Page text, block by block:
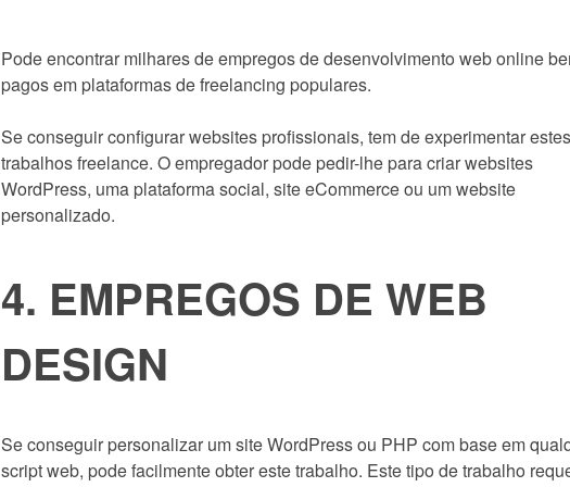
Pode encontrar milhares de empregos de desenvolvimento web online
pagos em plataformas de freelancing populares.
Se conseguir configurar websites profissionais, tem de experimentar estes
trabalhos freelance. O empregador pode pedir-lhe para criar websites
WordPress, uma plataforma social, site eCommerce ou um website
personalizado.
4. EMPREGOS DE WEB
DESIGN
Se conseguir personalizar um site WordPress ou PHP com base em
script web, pode facilmente obter este trabalho. Este tipo de trabalho